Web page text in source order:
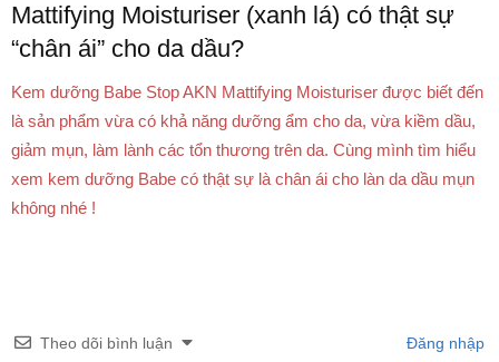
Mattifying Moisturiser (xanh lá) có thật sự
“chân ái” cho da dầu?
Kem dưỡng Babe Stop AKN Mattifying Moisturiser được biết đến
là sản phẩm vừa có khả năng dưỡng ẩm cho da, vừa kiềm dầu,
giảm mụn, làm lành các tổn thương trên da. Cùng mình tìm hiểu
xem kem dưỡng Babe có thật sự là chân ái cho làn da dầu mụn
không nhé !
Theo dõi bình luận Đăng nhập